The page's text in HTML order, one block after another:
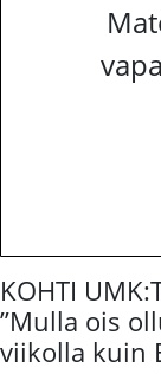
KOHTI
”Mulla ois
viikolla kuin